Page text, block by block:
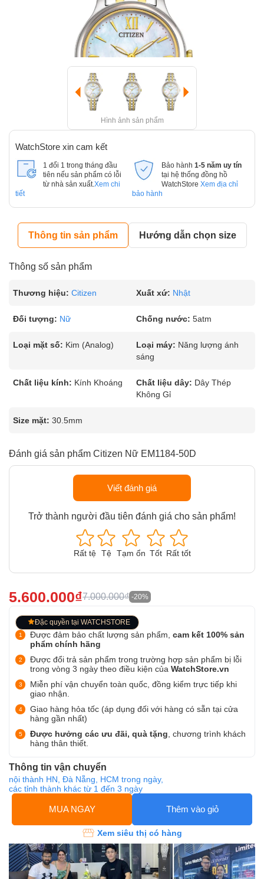
Hình ảnh sản phẩm
WatchStore xin cam kết
1 đổi 1 trong tháng đầu
tiên nếu sản phẩm có lỗi
từ nhà sản xuất. Xem chi
tiết
Bảo hành 1-5 năm uy tín
tại hệ thống đồng hồ
WatchStore Xem địa chỉ
bảo hành
Thông tin sản phẩm Hướng dẫn chọn size
Thông số sản phẩm
Thương hiệu: Citizen Xuất xứ: Nhật
Đối tượng: Nữ Chống nước: 5atm
Loại mặt số: Kim (Analog) Loại máy: Năng lượng ánh
sáng
Chất liệu kính: Kính Khoáng Chất liệu dây: Dây Thép
Không Gỉ
Size mặt: 30.5mm
Đánh giá sản phẩm Citizen Nữ EM1184-50D
Viết đánh giá
Trở thành người đầu tiên đánh giá cho sản phẩm!
Rất tệ Tệ Tạm ổn Tốt Rất tốt
5.600.000₫7.000.000₫ -20%
Đặc quyền tại WATCHSTORE
Được đảm bảo chất lượng sản phẩm, cam kết 100% sản
phẩm chính hãng
Được đổi trả sản phẩm trong trường hợp sản phẩm bị lỗi
trong vòng 3 ngày theo điều kiện của WatchStore.vn
Miễn phí vận chuyển toàn quốc, đồng kiểm trực tiếp khi
giao nhận.
Giao hàng hỏa tốc (áp dụng đối với hàng có sẵn tại cửa
hàng gần nhất)
Được hưởng các ưu đãi, quà tặng , chương trình khách
hàng thân thiết.
Thông tin vận chuyển
nội thành HN, Đà Nẵng, HCM trong ngày,
các tỉnh thành khác từ 1 đến 3 ngày
MUA NGAY Thêm vào giỏ
Xem siêu thị có hàng